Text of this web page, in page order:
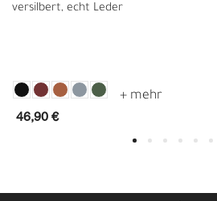
versilbert, echt Leder
46,90 €